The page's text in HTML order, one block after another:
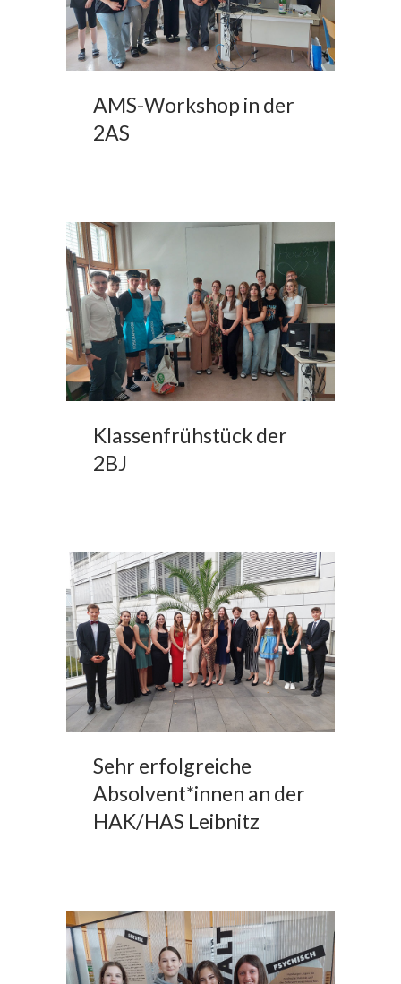
AMS-Workshop in der
2AS
Klassenfrühstück der
2BJ
Sehr erfolgreiche
Absolvent*innen an der
HAK/HAS Leibnitz